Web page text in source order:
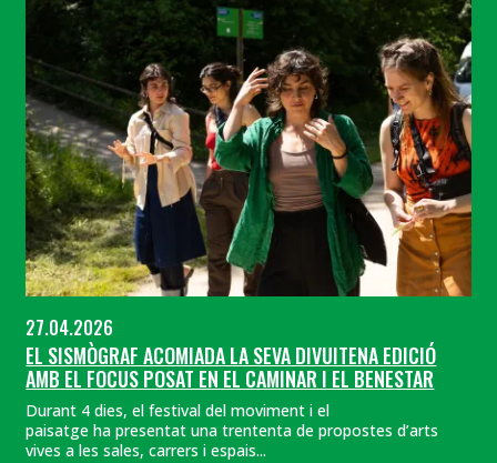
27.04.2026
EL SISMÒGRAF ACOMIADA LA SEVA DIVUITENA EDICIÓ
AMB EL FOCUS POSAT EN EL CAMINAR I EL BENESTAR
Durant 4 dies, el festival del moviment i el
paisatge ha presentat una trententa de propostes d’arts
vives a les sales, carrers i espais...